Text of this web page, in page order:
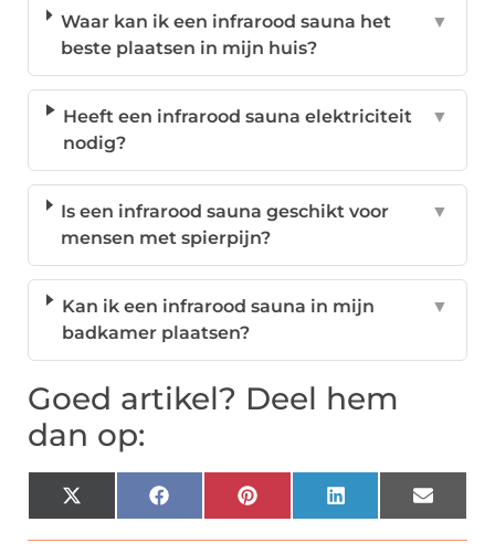
Waar kan ik een infrarood sauna het
beste plaatsen in mijn huis?
▼
Heeft een infrarood sauna elektriciteit
nodig?
▼
Is een infrarood sauna geschikt voor
mensen met spierpijn?
▼
Kan ik een infrarood sauna in mijn
badkamer plaatsen?
▼
Goed artikel? Deel hem
dan op:
X
(Twitter)
FacebookPinterestLinkedIn Email